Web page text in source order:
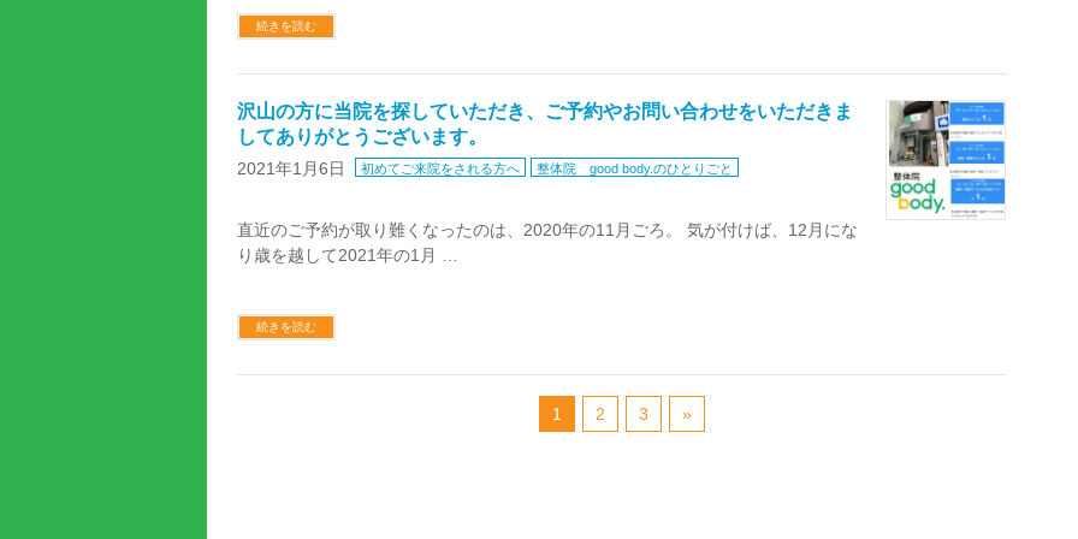
続きを読む
沢山の方に当院を探していただき、ご予約やお問い合わせをいただきま
してありがとうございます。
2021年1月6日 初めてご来院をされる方へ 整体院 good body.のひとりごと
直近のご予約が取り難くなったのは、2020年の11月ごろ。 気が付けば、12月にな
り歳を越して2021年の1月 …
続きを読む
1 2 3 »